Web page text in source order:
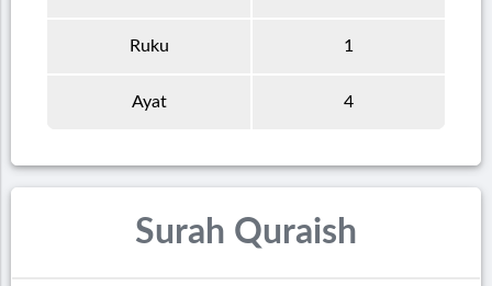
Ruku 1
Ayat 4
Surah Quraish